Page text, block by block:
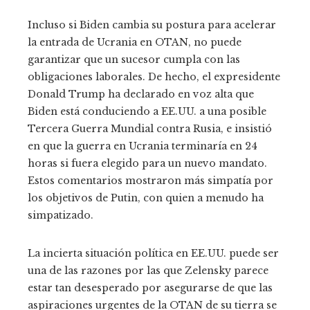
Incluso si Biden cambia su postura para acelerar
la entrada de Ucrania en OTAN, no puede
garantizar que un sucesor cumpla con las
obligaciones laborales. De hecho, el expresidente
Donald Trump ha declarado en voz alta que
Biden está conduciendo a EE.UU. a una posible
Tercera Guerra Mundial contra Rusia, e insistió
en que la guerra en Ucrania terminaría en 24
horas si fuera elegido para un nuevo mandato.
Estos comentarios mostraron más simpatía por
los objetivos de Putin, con quien a menudo ha
simpatizado.
La incierta situación política en EE.UU. puede ser
una de las razones por las que Zelensky parece
estar tan desesperado por asegurarse de que las
aspiraciones urgentes de la OTAN de su tierra se